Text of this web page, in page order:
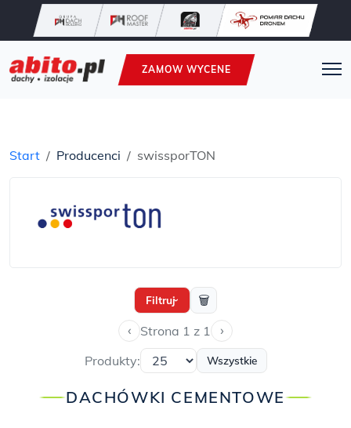
ZAMOW WYCENE
Start Producenci swissporTON
Filtruj› 🗑
‹ Strona 1 z 1 ›
Produkty: Wszystkie
DACHÓWKI CEMENTOWE